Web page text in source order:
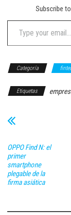
Subscribe
Type your email…
Categoría
Etiquetas
OPPO Find N: el
primer
smartphone
plegable de la
firma asiática